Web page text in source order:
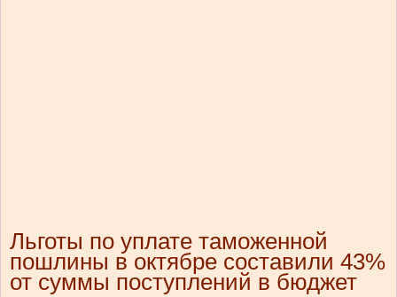
Льготы по уплате таможенной
пошлины в октябре составили 43%
от суммы поступлений в бюджет